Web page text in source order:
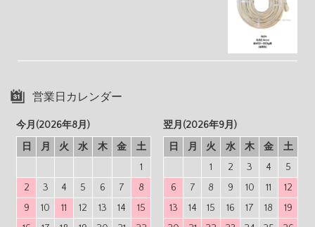
営業日カレンダー
今月(2026年8月)
日
月 火 水 木 金
土
1
2
3 4 5 6 7
8
9
10 11 12 13 14
15
翌月(2026年9月)
日
月 火 水 木 金
土
1
2 3 4
5
6
7 8 9 10 11
12
13
14 15 16 17 18
19